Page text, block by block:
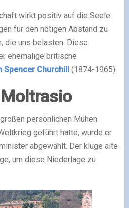
wirkt positiv auf die Seele
für den nötigen Abstand zu
die uns belasten. Diese
ehemalige britische
Spencer Churchill(1874-1965).
persönlichen Mühen
geführt hatte, wurde er
abgewählt. Der kluge alte
um diese Niederlage zu